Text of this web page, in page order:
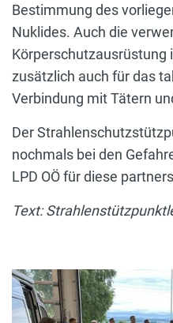
Bestimmung des
Nuklides. Auch die
Körperschutzausrüstung
zusätzlich auch für das
Verbindung mit Tätern
Der
nochmals bei den
LPD OÖ für diese
Text: